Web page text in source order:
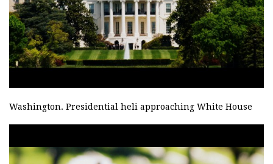
Washington. Presidential heli approaching White House